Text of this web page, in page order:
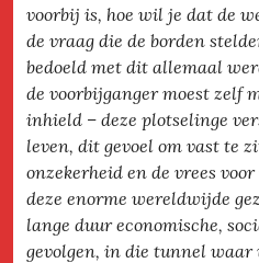
voorbij is, hoe wil je dat de
de vraag die de borden
bedoeld met dit allemaal
de voorbijganger moest zelf
inhield – deze plotselinge
leven, dit gevoel om vast te
onzekerheid en de vrees
deze enorme wereldwijde
lange duur economische,
gevolgen, in die tunnel waar